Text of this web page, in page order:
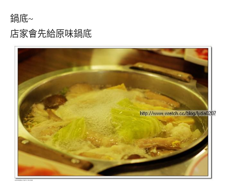
鍋底~
店家會先給原味鍋底